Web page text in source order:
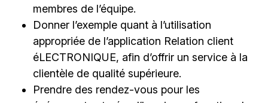
membres de l’équipe.
Donner l’exemple quant à l’utilisation
appropriée de l’application Relation client
éLECTRONIQUE, afin d’offrir un service à la
clientèle de qualité supérieure.
Prendre des rendez-vous pour les